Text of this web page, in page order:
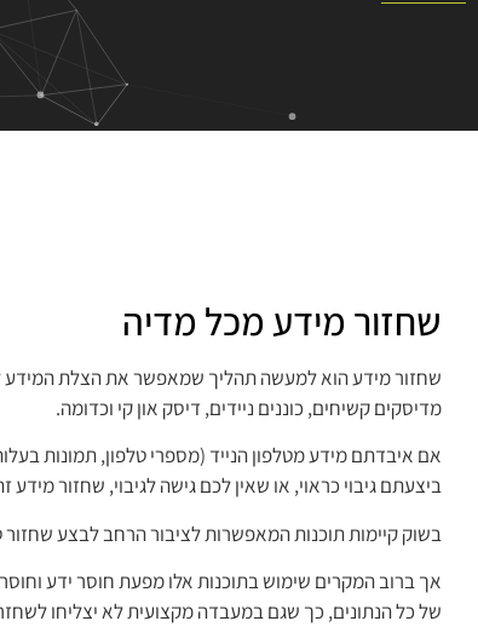
שחזור מידע מכל מדיה
שחזור מידע הוא למעשה תהליך שמאפשר את הצלת המידע
מדיסקים קשיחים, כוננים ניידים, דיסק און קי וכדומה.
אם איבדתם מידע מטלפון הנייד (מספרי טלפון, תמונות
ביצעתם גיבוי כראוי, או שאין לכם גישה לגיבוי, שחזור
בשוק קיימות תוכנות המאפשרות לציבור הרחב לבצע שחזור
אך ברוב המקרים שימוש בתוכנות אלו מפעת חוסר ידע וחוסר
של כל הנתונים, כך שגם במעבדה מקצועית לא יצליחו